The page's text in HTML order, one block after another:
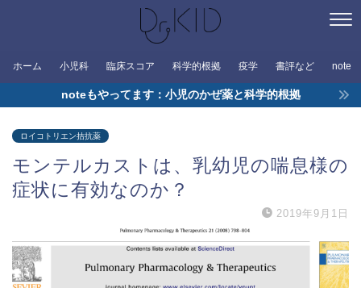
ホーム 小児科 臨床スコア 科学的根拠 疫学 書評など note
noteもやってます：小児のかぜ薬と科学的根拠
ロイコトリエン拮抗薬
モンテルカストは、乳幼児の喘息様の
症状に有効なのか？
2019年9月1日